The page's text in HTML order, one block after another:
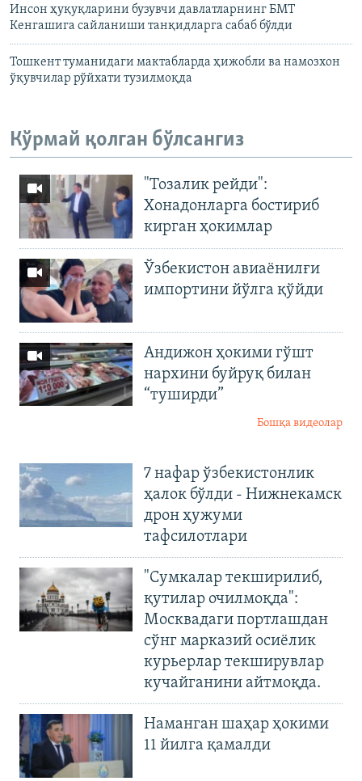
Инсон ҳуқуқларини бузувчи давлатларнинг БМТ
Кенгашига сайланиши танқидларга сабаб бўлди
Тошкент туманидаги мактабларда ҳижобли ва намозхон
ўқувчилар рўйхати тузилмоқда
Кўрмай қолган бўлсангиз
"Тозалик рейди":
Хонадонларга бостириб
кирган ҳокимлар
Ўзбекистон авиаёнилғи
импортини йўлга қўйди
Андижон ҳокими гўшт
нархини буйруқ билан
“туширди”
Бошқа видеолар
7 нафар ўзбекистонлик
ҳалок бўлди - Нижнекамск
дрон ҳужуми
тафсилотлари
"Сумкалар текширилиб,
қутилар очилмоқда":
Москвадаги портлашдан
сўнг марказий осиёлик
курьерлар текширувлар
кучайганини айтмоқда.
Наманган шаҳар ҳокими
11 йилга қамалди